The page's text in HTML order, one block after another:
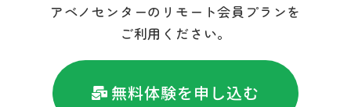
アベノセンターのリモート会員プランを
ご利用ください。
無料体験を申し込む